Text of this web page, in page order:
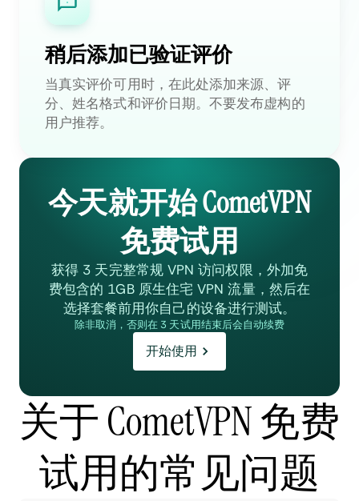
稍后添加已验证评价
当真实评价可用时，在此处添加来源、评
分、姓名格式和评价日期。不要发布虚构的
用户推荐。
今天就开始 CometVPN
免费试用
获得 3 天完整常规 VPN 访问权限，外加免
费包含的 1GB 原生住宅 VPN 流量，然后在
选择套餐前用你自己的设备进行测试。
除非取消，否则在 3 天试用结束后会自动续费
开始使用
关于 CometVPN 免费
试用的常见问题